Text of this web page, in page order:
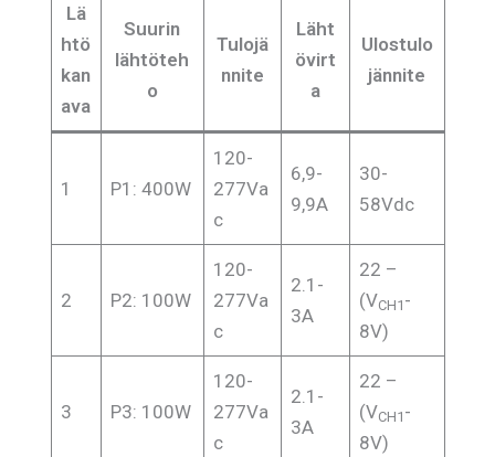
Lä
htö
kan
ava
Suurin
lähtöteh
o
Tulojä
nnite
Läht
övirt
a
Ulostulo
jännite
1 P1: 400W
120-
277Va
c
6,9-
9,9A
30-
58Vdc
2 P2: 100W
120-
277Va
c
2.1-
3A
22 –
(VCH1 -
8V)
3 P3: 100W
120-
277Va
c
2.1-
3A
22 –
(VCH1 -
8V)